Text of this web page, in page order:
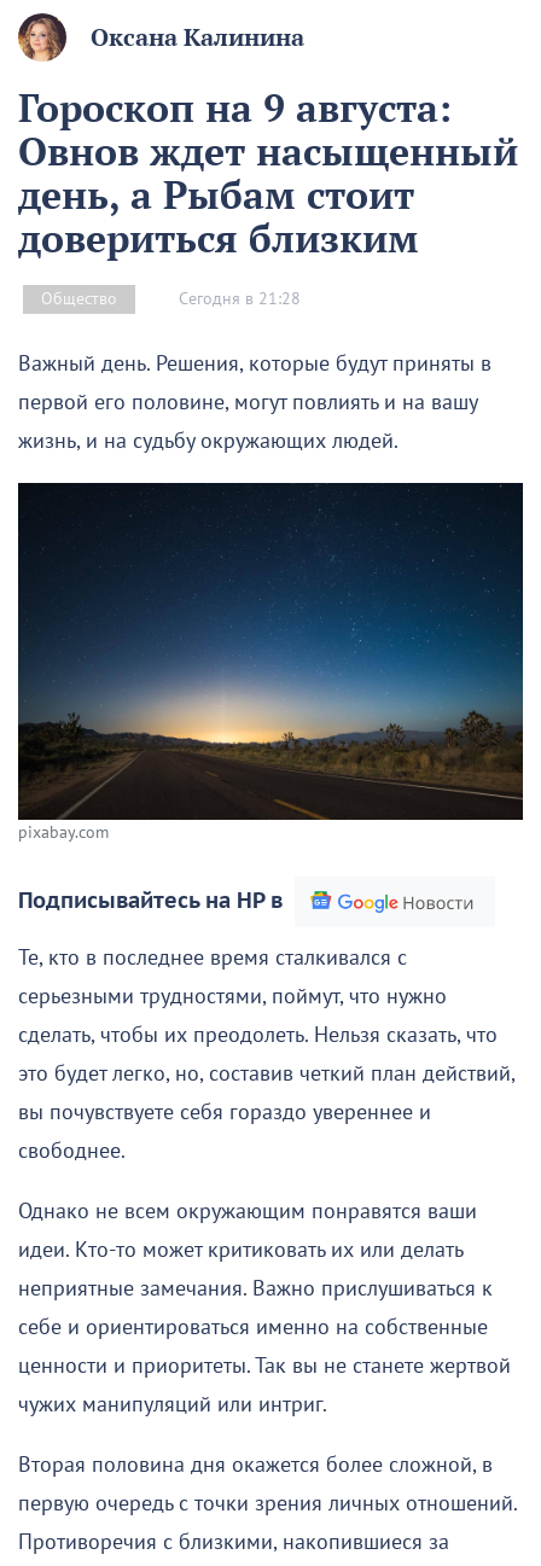
Оксана Калинина
Гороскоп на 9 августа:
Овнов ждет насыщенный
день, а Рыбам стоит
довериться близким
Общество Сегодня в 21:28
Важный день. Решения, которые будут приняты в
первой его половине, могут повлиять и на вашу
жизнь, и на судьбу окружающих людей.
pixabay.com
Подписывайтесь на НР в
Те, кто в последнее время сталкивался с
серьезными трудностями, поймут, что нужно
сделать, чтобы их преодолеть. Нельзя сказать, что
это будет легко, но, составив четкий план действий,
вы почувствуете себя гораздо увереннее и
свободнее.
Однако не всем окружающим понравятся ваши
идеи. Кто-то может критиковать их или делать
неприятные замечания. Важно прислушиваться к
себе и ориентироваться именно на собственные
ценности и приоритеты. Так вы не станете жертвой
чужих манипуляций или интриг.
Вторая половина дня окажется более сложной, в
первую очередь с точки зрения личных отношений.
Противоречия с близкими, накопившиеся за